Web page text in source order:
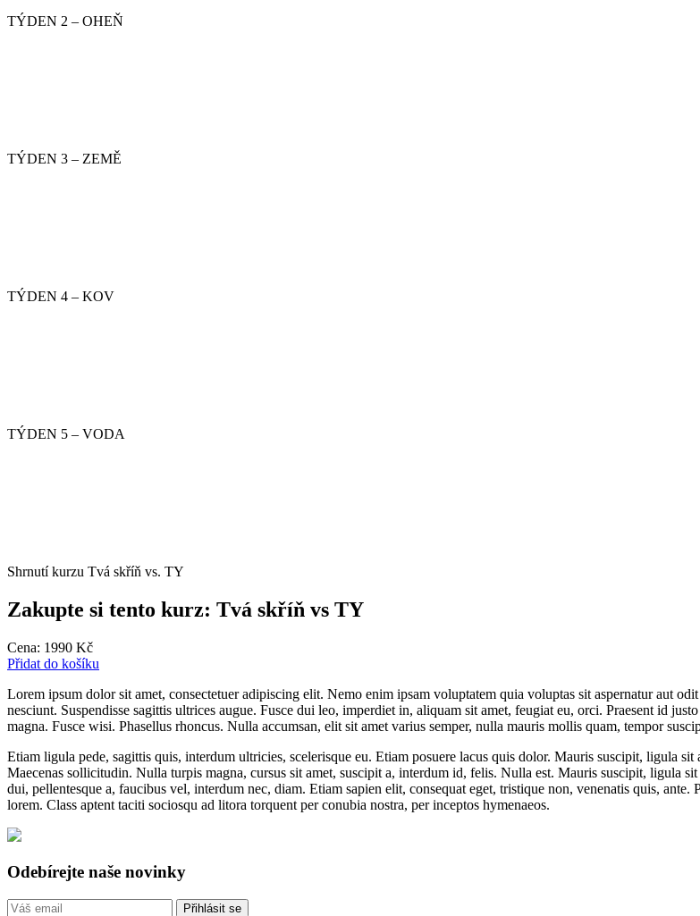
TÝDEN 2 – OHEŇ
TÝDEN 3 – ZEMĚ
TÝDEN 4 – KOV
TÝDEN 5 – VODA
Shrnutí kurzu Tvá skříň vs. TY
Zakupte si tento kurz: Tvá skříň vs TY
Cena: 1990 Kč
Přidat do košíku
Lorem ipsum dolor sit amet, consectetuer adipiscing elit. Nemo enim ipsam voluptatem quia voluptas sit aspernatur aut
nesciunt. Suspendisse sagittis ultrices augue. Fusce dui leo, imperdiet in, aliquam sit amet, feugiat eu, orci. Praesent id
magna. Fusce wisi. Phasellus rhoncus. Nulla accumsan, elit sit amet varius semper, nulla mauris mollis quam, tempor
Etiam ligula pede, sagittis quis, interdum ultricies, scelerisque eu. Etiam posuere lacus quis dolor. Mauris suscipit, ligula
Maecenas sollicitudin. Nulla turpis magna, cursus sit amet, suscipit a, interdum id, felis. Nulla est. Mauris suscipit, ligula
dui, pellentesque a, faucibus vel, interdum nec, diam. Etiam sapien elit, consequat eget, tristique non, venenatis quis,
lorem. Class aptent taciti sociosqu ad litora torquent per conubia nostra, per inceptos hymenaeos.
Odebírejte naše novinky
Přihlásit se